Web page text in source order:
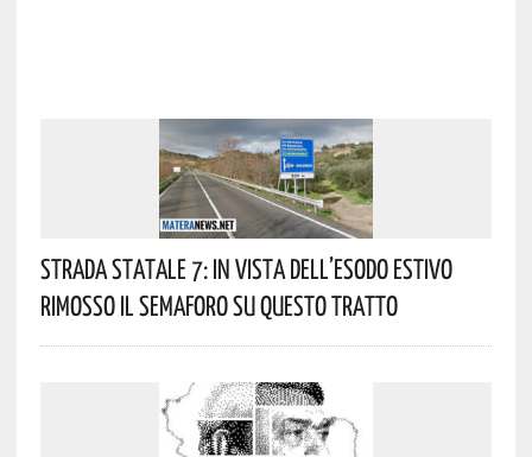
Strada Statale 7: In Vista Dell’esodo Estivo
Rimosso Il Semaforo Su Questo Tratto